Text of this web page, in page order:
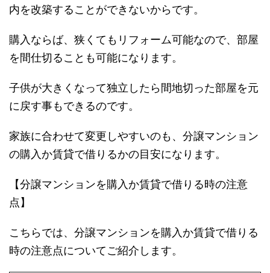
内を改築することができないからです。
購入ならば、狭くてもリフォーム可能なので、部屋
を間仕切ることも可能になります。
子供が大きくなって独立したら間地切った部屋を元
に戻す事もできるのです。
家族に合わせて変更しやすいのも、分譲マンション
の購入か賃貸で借りるかの目安になります。
【分譲マンションを購入か賃貸で借りる時の注意
点】
こちらでは、分譲マンションを購入か賃貸で借りる
時の注意点についてご紹介します。